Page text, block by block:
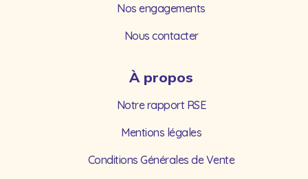
Nos engagements
Nous contacter
À propos
Notre rapport RSE
Mentions légales
Conditions Générales de Vente